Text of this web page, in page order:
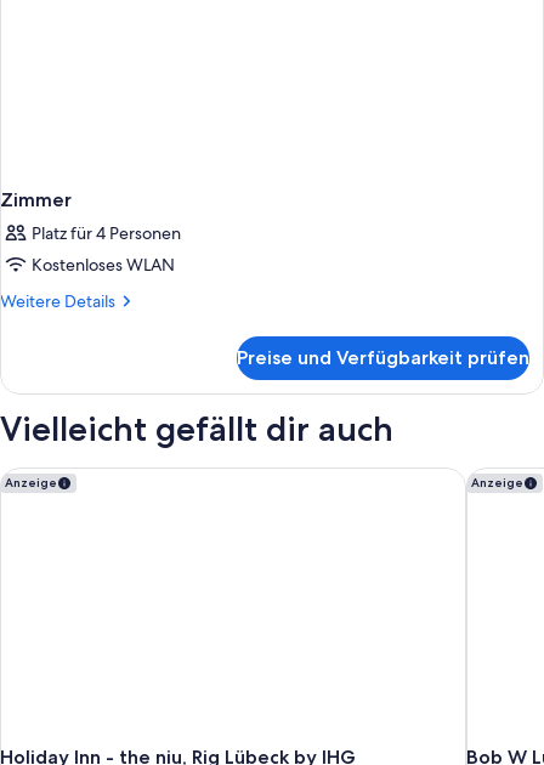
Zimmer
Platz für 4 Personen
Kostenloses WLAN
Weitere Details
Weitere
Preise und Verfügbarkeit prüfen
Vielleicht gefällt dir auch
Anzeige
Holiday Inn - the niu, Rig Lübeck by IHG
Holiday Inn - the niu, Rig Lübeck by IHG Anzeige
Bob W
Bob W